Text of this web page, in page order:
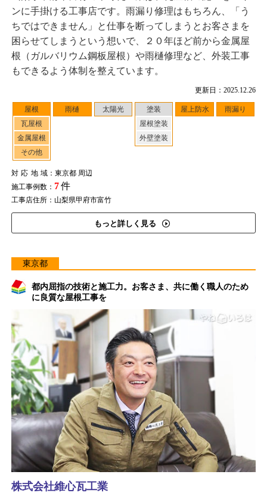
更新日：2025.12.26
屋根
瓦屋根
金属屋根
その他
雨樋 太陽光
塗装
屋根塗装
外壁塗装
屋上防水 雨漏り
対応地域：東京都 周辺
施工事例数： 7件
工事店住所：山梨県甲府市富竹
もっと詳しく見る
ンに手掛ける工事店です。雨漏り修理はもちろん、「う
ちではできません」と仕事を断ってしまうとお客さまを
困らせてしまうという想いで、２０年ほど前から金属屋
根（ガルバリウム鋼板屋根）や雨樋修理など、外装工事
もできるよう体制を整えています。
東京都
都内屈指の技術と施工力。お客さま、共に働く職人のため
に良質な屋根工事を
株式会社維心瓦工業